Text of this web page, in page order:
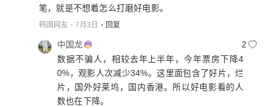
笔，就是不想着怎么打磨好电影。
韩国网友 7月3日 回复
中国龙
2
数据不骗人，相较去年上半年，今年票房下降4
0%，观影人次减少34%。这里面包含了好片，烂
片，国外好莱坞，国内香港。所以好电影看的人
数也在下降。